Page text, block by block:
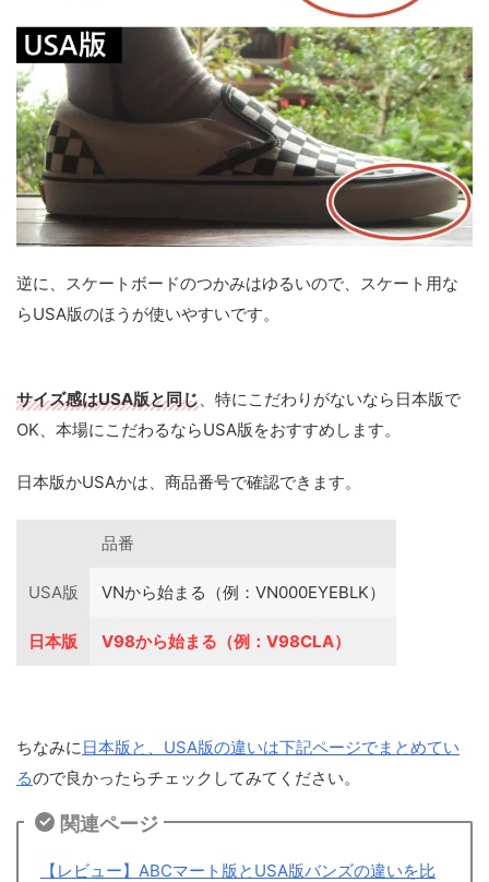
逆に、スケートボードのつかみはゆるいので、スケート用な
らUSA版のほうが使いやすいです。
サイズ感はUSA版と同じ、特にこだわりがないなら日本版で
OK、本場にこだわるならUSA版をおすすめします。
日本版かUSAかは、商品番号で確認できます。
品番
USA版 VNから始まる（例：VN000EYEBLK）
日本版 V98から始まる（例：V98CLA）
ちなみに日本版と、USA版の違いは下記ページでまとめてい
るので良かったらチェックしてみてください。
関連ページ
【レビュー】ABCマート版とUSA版バンズの違いを比